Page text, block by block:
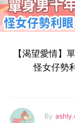
【渴望愛情
怪女仔勢
By